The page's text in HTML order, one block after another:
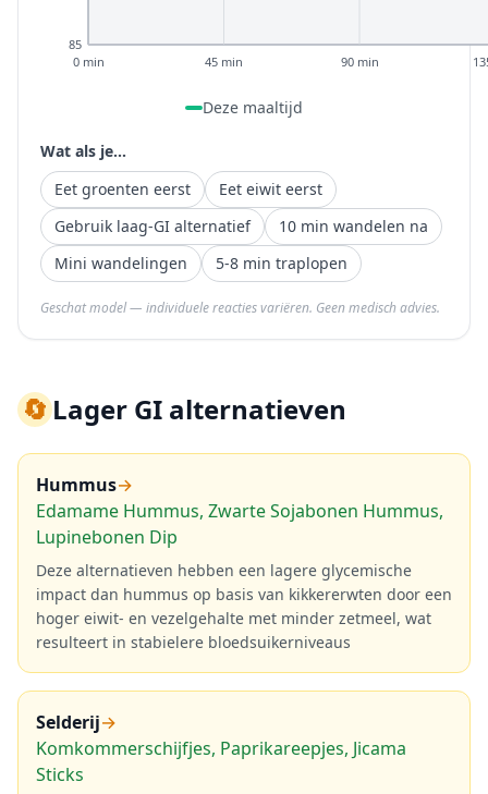
85
0 min 45 min 90 min
Deze maaltijd
Wat als je...
Eet groenten eerst
Eet eiwit eerst
Gebruik laag-GI alternatief
10 min wandelen na
Mini wandelingen
5-8 min traplopen
Geschat model — individuele reacties variëren. Geen medisch advies.
🔄Lager GI alternatieven
Hummus→
Edamame Hummus, Zwarte Sojabonen Hummus,
Lupinebonen Dip
Deze alternatieven hebben een lagere glycemische
impact dan hummus op basis van kikkererwten door een
hoger eiwit- en vezelgehalte met minder zetmeel, wat
resulteert in stabielere bloedsuikerniveaus
Selderij→
Komkommerschijfjes, Paprikareepjes, Jicama
Sticks